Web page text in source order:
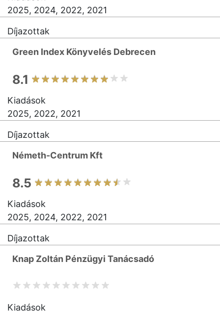
2025, 2024, 2022, 2021
Díjazottak
Green Index Könyvelés Debrecen
8.1
Kiadások
2025, 2022, 2021
Díjazottak
Németh-Centrum Kft
8.5
Kiadások
2025, 2024, 2022, 2021
Díjazottak
Knap Zoltán Pénzügyi Tanácsadó
Kiadások